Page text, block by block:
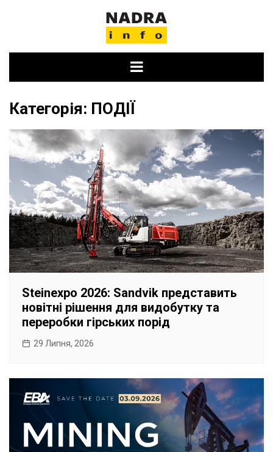
Категорія: ПОДІЇ
Steinexpo 2026: Sandvik представить
новітні рішення для видобутку та
переробки гірських порід
29 Липня, 2026